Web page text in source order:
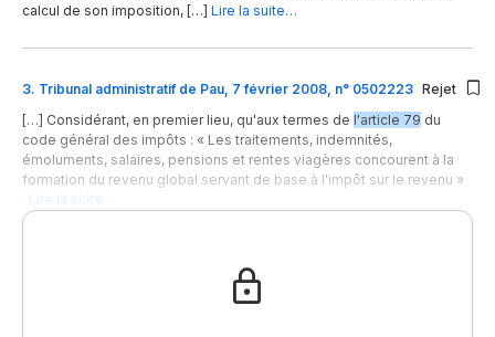
calcul de son imposition, […] Lire la suite…
3. Tribunal administratif de Pau, 7 février 2008, n° 0502223 Rejet
[…] Considérant, en premier lieu, qu'aux termes de l'article 79 du
code général des impôts : « Les traitements, indemnités,
émoluments, salaires, pensions et rentes viagères concourent à la
formation du revenu global servant de base à l'impôt sur le revenu »
Lire la suite…